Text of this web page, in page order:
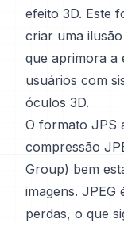
efeito 3D. Este
criar uma
que aprimora a
usuários com
óculos 3D.
O formato JPS
compressão
Group) bem
imagens. JPEG
perdas, o que